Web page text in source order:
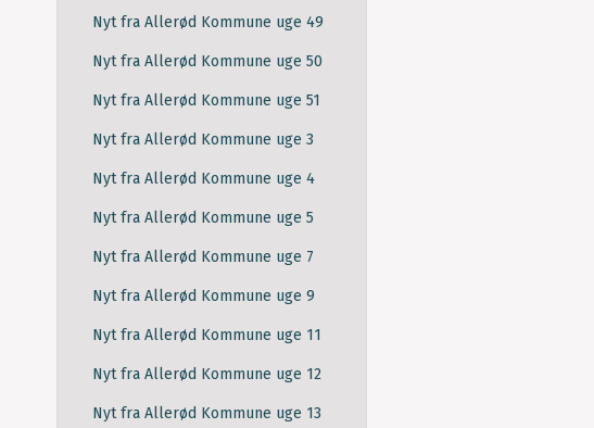
Nyt fra Allerød Kommune uge 49
Nyt fra Allerød Kommune uge 50
Nyt fra Allerød Kommune uge 51
Nyt fra Allerød Kommune uge 3
Nyt fra Allerød Kommune uge 4
Nyt fra Allerød Kommune uge 5
Nyt fra Allerød Kommune uge 7
Nyt fra Allerød Kommune uge 9
Nyt fra Allerød Kommune uge 11
Nyt fra Allerød Kommune uge 12
Nyt fra Allerød Kommune uge 13